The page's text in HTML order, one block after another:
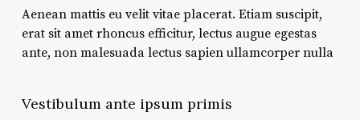
Aenean mattis eu velit vitae placerat. Etiam suscipit,
erat sit amet rhoncus efficitur, lectus augue egestas
ante, non malesuada lectus sapien ullamcorper nulla
Vestibulum ante ipsum primis